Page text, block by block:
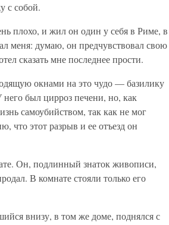
с собой.
плохо, и жил он один у себя в Риме, в
меня: думаю, он предчувствовал свою
сказать мне последнее прости.
окнами на это чудо — базилику
был цирроз печени, но, как
самоубийством, так как не мог
что этот разрыв и ее отъезд он
Он, подлинный знаток живописи,
В комнате стояли только его
внизу, в том же доме, поднялся с